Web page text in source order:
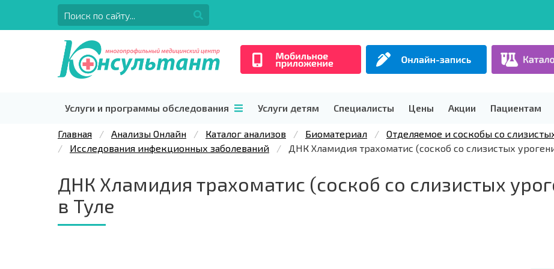
Услуги и программы обследования Услуги детям Специалисты Цены Акции Пациентам
Главная Анализы Онлайн Каталог анализов Биоматериал
Отделяемое и соскобы со
Исследования инфекционных заболеваний
ДНК Хламидия трахоматис (соскоб со слизистых
ДНК Хламидия трахоматис (соскоб со слизистых
в Туле